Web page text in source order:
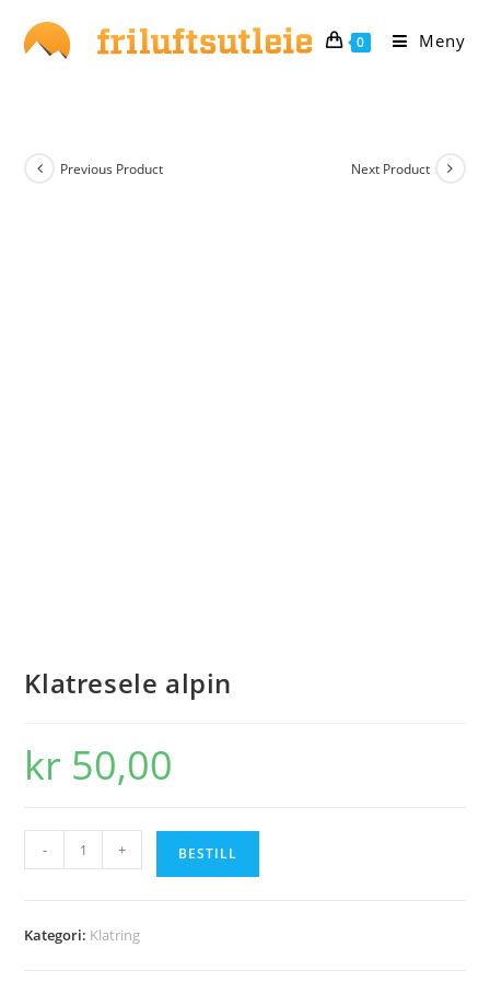
0 Meny
Previous Product Next Product
Klatresele alpin
kr 50,00
Klatresele
alpin
- + BESTILL
Kategori: Klatring